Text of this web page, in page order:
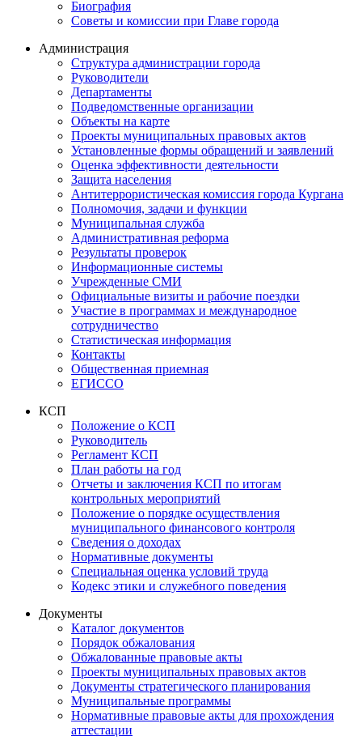
Биография
Советы и комиссии при Главе города
Администрация
Структура администрации города
Руководители
Департаменты
Подведомственные организации
Объекты на карте
Проекты муниципальных правовых актов
Установленные формы обращений и заявлений
Оценка эффективности деятельности
Защита населения
Антитеррористическая комиссия города Кургана
Полномочия, задачи и функции
Муниципальная служба
Административная реформа
Результаты проверок
Информационные системы
Учрежденные СМИ
Официальные визиты и рабочие поездки
Участие в программах и международное
сотрудничество
Статистическая информация
Контакты
Общественная приемная
ЕГИССО
КСП
Положение о КСП
Руководитель
Регламент КСП
План работы на год
Отчеты и заключения КСП по итогам
контрольных мероприятий
Положение о порядке осуществления
муниципального финансового контроля
Сведения о доходах
Нормативные документы
Специальная оценка условий труда
Кодекс этики и служебного поведения
Документы
Каталог документов
Порядок обжалования
Обжалованные правовые акты
Проекты муниципальных правовых актов
Документы стратегического планирования
Муниципальные программы
Нормативные правовые акты для прохождения
аттестации